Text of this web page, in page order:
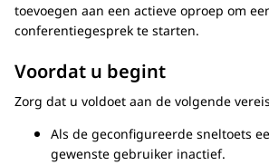
toevoegen aan een actieve oproep om
conferentiegesprek te starten.
Voordat u begint
Zorg dat u voldoet aan de volgende
Als de geconfigureerde sneltoets
gewenste gebruiker inactief.